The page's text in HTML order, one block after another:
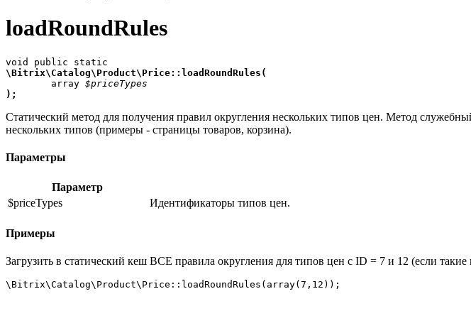
loadRoundRules
\Bitrix\Catalog\Product\Price::loadRoundRules(
array $priceTypes
);
Статический метод для получения правил округления нескольких типов цен. Метод
нескольких типов (примеры - страницы товаров, корзина).
Параметры
Параметр
$priceTypes
Идентификаторы типов цен.
Примеры
Загрузить в статический кеш ВСЕ правила округления для типов цен с ID = 7 и 12 (если
\Bitrix\Catalog\Product\Price::loadRoundRules(array(7,12));